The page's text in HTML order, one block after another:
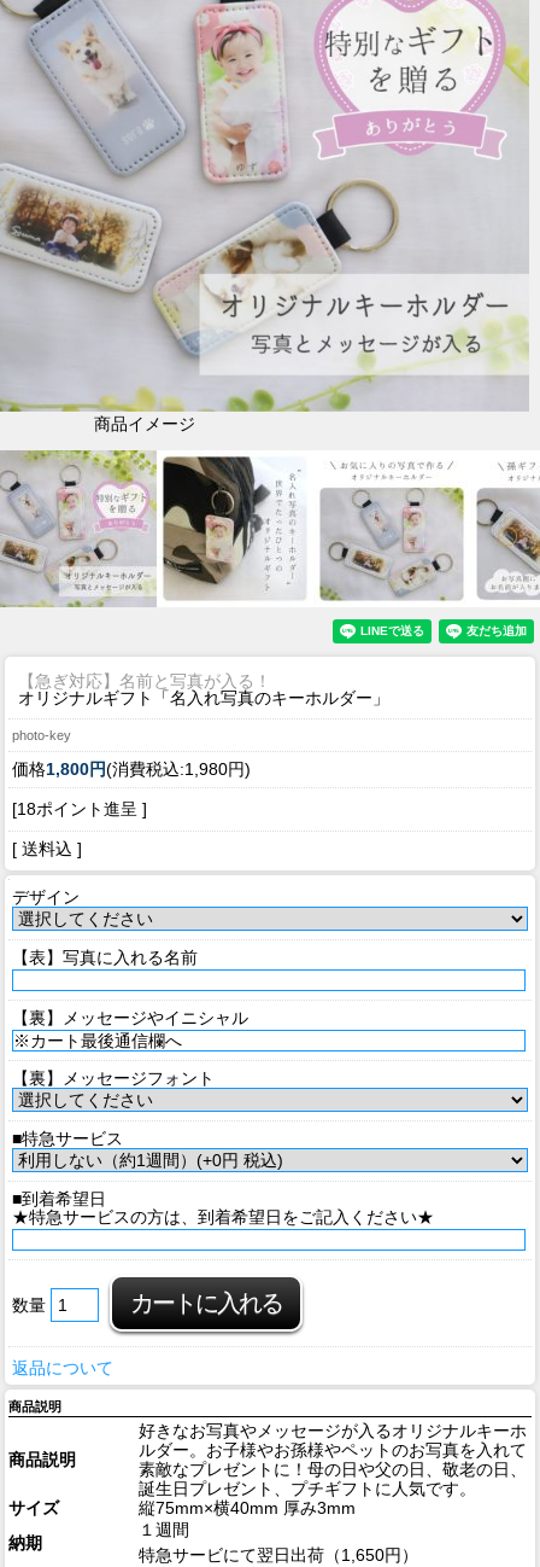
商品イメージ
【急ぎ対応】名前と写真が入る！
オリジナルギフト「名入れ写真のキーホルダー」
photo-key
価格1,800円(消費税込:1,980円)
[18ポイント進呈 ]
[ 送料込 ]
デザイン
【表】写真に入れる名前
【裏】メッセージやイニシャル
【裏】メッセージフォント
■特急サービス
■到着希望日
★特急サービスの方は、到着希望日をご記入ください★
数量
返品について
商品説明
商品説明
好きなお写真やメッセージが入るオリジナルキーホ
ルダー。お子様やお孫様やペットのお写真を入れて
素敵なプレゼントに！母の日や父の日、敬老の日、
誕生日プレゼント、プチギフトに人気です。
サイズ
縦75mm×横40mm 厚み3mm
納期
１週間
特急サービにて翌日出荷（1,650円）